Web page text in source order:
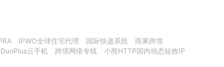
IPWO全球住宅代理 国际快递系统
雨果跨境
DuoPlus云手机
跨境网络专线 小熊HTTP国内动态短效IP